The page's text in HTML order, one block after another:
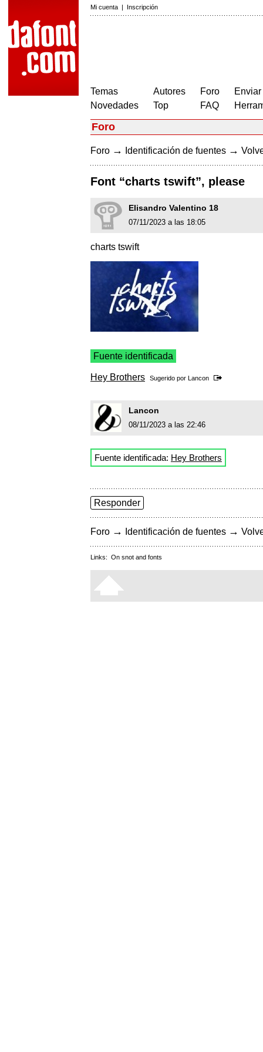
Mi cuenta | Inscripción
Temas
Novedades
Autores
Top
Foro
FAQ
Foro
Foro → Identificación de fuentes →
Font “charts tswift”, please
Elisandro Valentino 18
07/11/2023 a las 18:05
charts tswift
Fuente identificada
Hey Brothers Sugerido por Lancon
Lancon
08/11/2023 a las 22:46
Fuente identificada: Hey Brothers
Responder
Foro → Identificación de fuentes →
Links: On snot and fonts